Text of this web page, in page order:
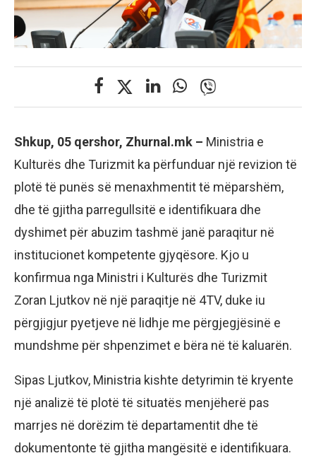
Shkup, 05 qershor, Zhurnal.mk – Ministria e
Kulturës dhe Turizmit ka përfunduar një revizion të
plotë të punës së menaxhmentit të mëparshëm,
dhe të gjitha parregullsitë e identifikuara dhe
dyshimet për abuzim tashmë janë paraqitur në
institucionet kompetente gjyqësore. Kjo u
konfirmua nga Ministri i Kulturës dhe Turizmit
Zoran Ljutkov në një paraqitje në 4TV, duke iu
përgjigjur pyetjeve në lidhje me përgjegjësinë e
mundshme për shpenzimet e bëra në të kaluarën.
Sipas Ljutkov, Ministria kishte detyrimin të kryente
një analizë të plotë të situatës menjëherë pas
marrjes në dorëzim të departamentit dhe të
dokumentonte të gjitha mangësitë e identifikuara.